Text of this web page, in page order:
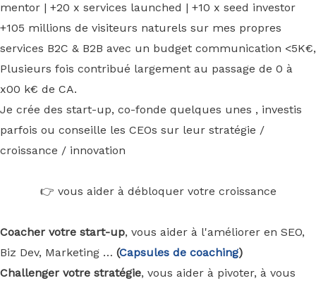
mentor | +20 x services launched | +10 x seed investor
+105 millions de visiteurs naturels sur mes propres
services B2C & B2B avec un budget communication <5K€,
Plusieurs fois contribué largement au passage de 0 à
x00 k€ de CA.
Je crée des start-up, co-fonde quelques unes , investis
parfois ou conseille les CEOs sur leur stratégie /
croissance / innovation
👉 vous aider à débloquer votre croissance
Coacher votre start-up, vous aider à l'améliorer en SEO,
Biz Dev, Marketing … (Capsules de coaching)
Challenger votre stratégie, vous aider à pivoter, à vous